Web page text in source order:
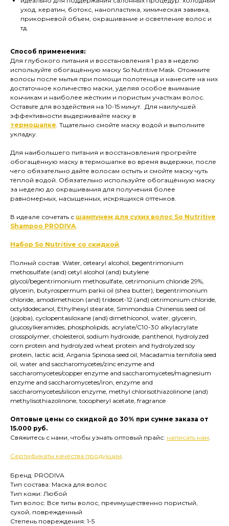
уход, кератин, ботокс, нанопластика, химическая завивка,
прикорневой объем, окрашивание и осветление волос и
тд.
Способ применения:
Для глубокого питания и восстановления 1 раз в неделю
используйте обогащённую маску So Nutritive Mask. Отожмите
волосы после мытья при помощи полотенца и нанесите на них
достаточное количество маски, уделяя особое внимание
кончикам и наиболее жёстким и пористым участкам волос.
Оставьте для воздействия на 10-15 минут. Для наилучшей
эффективности выдерживайте маску в
термошапке. Тщательно смойте маску водой и выполните
укладку.
Для наибольшего питания и восстановления прогрейте
обогащённую маску в термошапке во время выдержки, после
чего обязательно дайте волосам остыть и смойте маску чуть
тёплой водой. Обязательно используйте обогащённую маску
за неделю до окрашивания для получения более
равномерных, насыщенных, искрящихся оттенков.
В идеале сочетать с шампунем для сухих волос So Nutritive
Shampoo PRODIVA.
Набор So Nutritive со скидкой.
Полный состав: Water, cetearyl alcohol, begentrimonium
methosulfate (and) cetyl alcohol (and) butylene
glycol/begentrimonium methosulfate, cetrimonium chloride 29%,
glycerin, butyrospermum parkii oil (shea butter), begentrimonium
chloride, amodimethicon (and) tridecet-12 (and) cetrimonium chloride,
octyldodecanol, Ethylhexyl stearate, Simmondsia Chinensis seed oil
(jojoba), cyclopentasiloxane (and) dimethiconol, water, glycerin,
glucosylkeramides, phospholipids, acrylate/C10-30 alkylacrylate
crosspolymer, cholesterol, sodium hydroxide, panthenol, hydrolyzed
corn protein and hydrolyzed wheat protein and hydrolyzed soy
protein, lactic acid, Argania Spinosa seed oil, Macadamia ternifolia seed
oil, water and saccharomycetes/zinc enzyme and
saccharomycetes/copper enzyme and saccharomycetes/magnesium
enzyme and saccharomycetes/iron, enzyme and
saccharomycetes/silicon enzyme, methyl chlorisothiazolinone (and)
methylisothiazolinone, tocopheryl acetate, fragrance
Оптовые цены со скидкой до 30% при сумме заказа от
15.000 руб.
Свяжитесь с нами, чтобы узнать оптовый прайс: написать нам.
Сертификаты качества продукции.
Бренд: PRODIVA
Тип состава: Маска для волос
Тип кожи: Любой
Тип волос: Все типы волос, преимущественно пористый,
сухой, поврежденный
Степень повреждения: 1-5